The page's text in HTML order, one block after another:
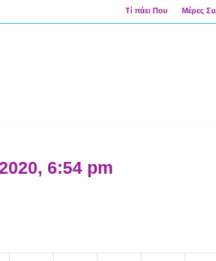
Τί πάει Που Μέρες
6:54 pm